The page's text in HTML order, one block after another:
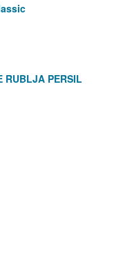
RUBLJA PERSIL